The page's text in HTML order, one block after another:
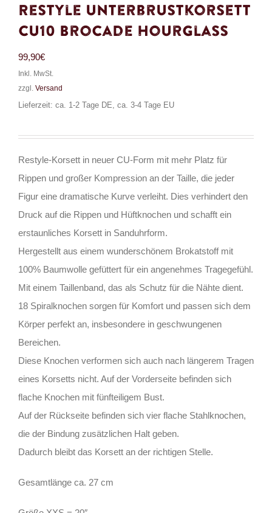
Restyle Unterbrustkorsett
CU10 Brocade Hourglass
99,90€
Inkl. MwSt.
zzgl. Versand
Lieferzeit: ca. 1-2 Tage DE, ca. 3-4 Tage EU
Restyle-Korsett in neuer CU-Form mit mehr Platz für
Rippen und großer Kompression an der Taille, die jeder
Figur eine dramatische Kurve verleiht. Dies verhindert den
Druck auf die Rippen und Hüftknochen und schafft ein
erstaunliches Korsett in Sanduhrform.
Hergestellt aus einem wunderschönem Brokatstoff mit
100% Baumwolle gefüttert für ein angenehmes Tragegefühl.
Mit einem Taillenband, das als Schutz für die Nähte dient.
18 Spiralknochen sorgen für Komfort und passen sich dem
Körper perfekt an, insbesondere in geschwungenen
Bereichen.
Diese Knochen verformen sich auch nach längerem Tragen
eines Korsetts nicht. Auf der Vorderseite befinden sich
flache Knochen mit fünfteiligem Bust.
Auf der Rückseite befinden sich vier flache Stahlknochen,
die der Bindung zusätzlichen Halt geben.
Dadurch bleibt das Korsett an der richtigen Stelle.
Gesamtlänge ca. 27 cm